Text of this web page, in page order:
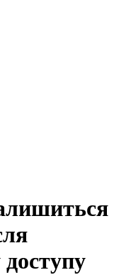
доступу